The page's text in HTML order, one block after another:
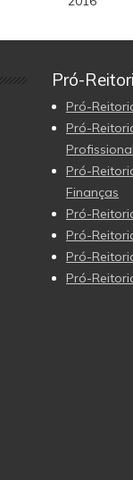
Pró-
Pró-
Pró-
Profissional
Pró-
Finanças
Pró-
Pró-
Pró-
Pró-